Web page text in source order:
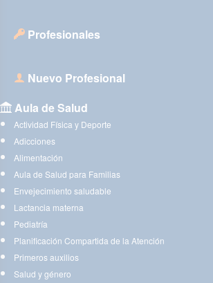
Profesionales
Nuevo Profesional
Aula de Salud
Actividad Física y Deporte
Adicciones
Alimentación
Aula de Salud para Familias
Envejecimiento saludable
Lactancia materna
Pediatría
Planificación Compartida de la Atención
Primeros auxilios
Salud y género